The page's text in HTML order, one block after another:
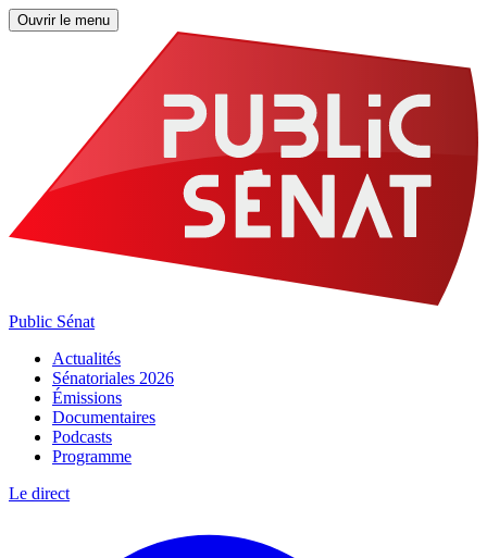
Ouvrir le menu
Public Sénat
Actualités
Sénatoriales 2026
Émissions
Documentaires
Podcasts
Programme
Le direct